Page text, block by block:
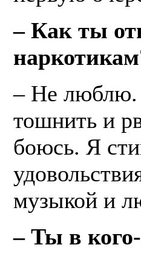
– Как ты
– Не люблю.
тошнить и
боюсь. Я
музыкой и
– Ты в